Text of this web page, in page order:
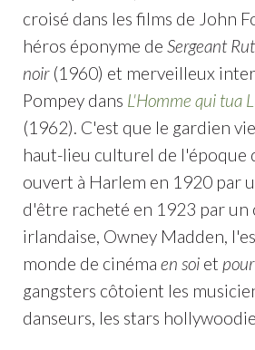
croisé dans les films de John
héros éponyme de Sergeant
noir(1960) et merveilleux
Pompey dans L'Homme qui tua
(1962). C'est que le gardien
haut-lieu culturel de l'époque
ouvert à Harlem en 1920 par
d'être racheté en 1923 par un
irlandaise, Owney Madden,
monde de cinéma en soiet
gangsters côtoient les
danseurs, les stars